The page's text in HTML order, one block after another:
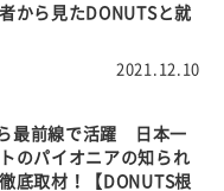
こちら 2021.12.10
から見たDONUTSと就
最前線で活躍 日本一
のパイオニアの知られ
底取材！【DONUTS根